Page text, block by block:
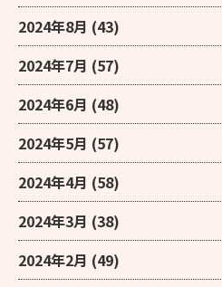
2024年8月 (43)
2024年7月 (57)
2024年6月 (48)
2024年5月 (57)
2024年4月 (58)
2024年3月 (38)
2024年2月 (49)